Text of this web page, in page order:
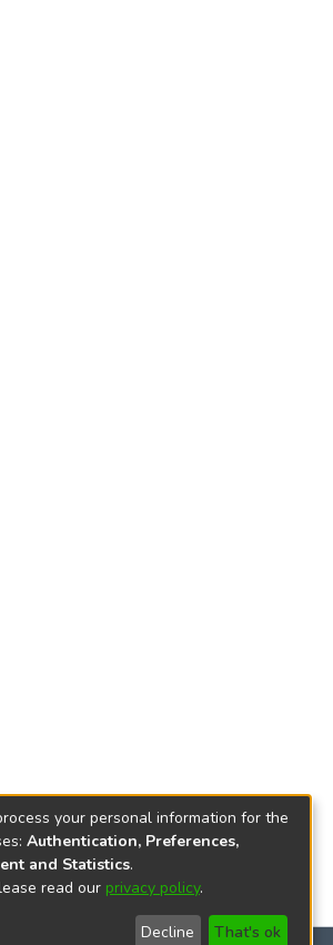
your personal information for the
Authentication, Preferences,
and Statistics.
read our privacy policy.
Decline That's ok